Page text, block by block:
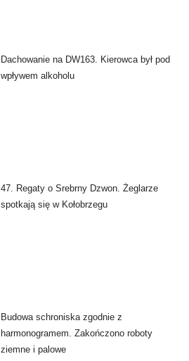
Dachowanie na DW163. Kierowca był pod
wpływem alkoholu
47. Regaty o Srebrny Dzwon. Żeglarze
spotkają się w Kołobrzegu
Budowa schroniska zgodnie z
harmonogramem. Zakończono roboty
ziemne i palowe